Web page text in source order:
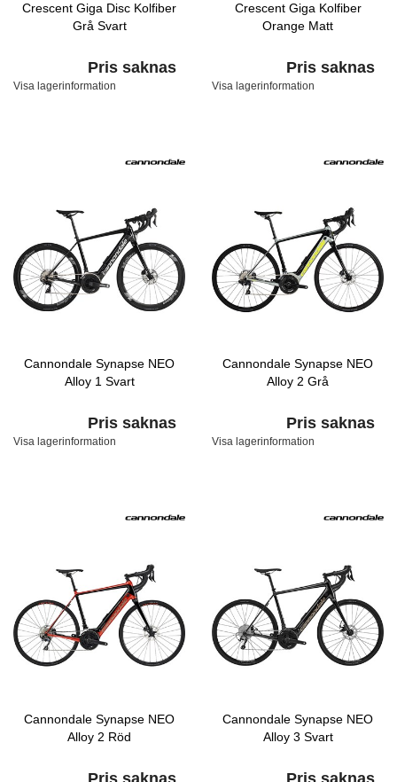
Crescent Giga Disc Kolfiber
Grå Svart
Pris saknas
Visa lagerinformation
Crescent Giga Kolfiber
Orange Matt
Pris saknas
Visa lagerinformation
Cannondale Synapse NEO
Alloy 1 Svart
Pris saknas
Visa lagerinformation
Cannondale Synapse NEO
Alloy 2 Grå
Pris saknas
Visa lagerinformation
Cannondale Synapse NEO
Alloy 2 Röd
Pris saknas
Cannondale Synapse NEO
Alloy 3 Svart
Pris saknas